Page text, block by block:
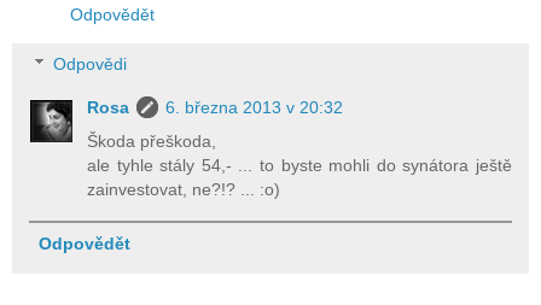
Odpovědět
Odpovědi
Rosa
6. března 2013 v 20:32
Škoda přeškoda,
ale tyhle stály 54,- ... to byste mohli do synátora ještě
zainvestovat, ne?!? ... :o)
Odpovědět